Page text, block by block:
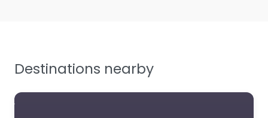
Destinations nearby